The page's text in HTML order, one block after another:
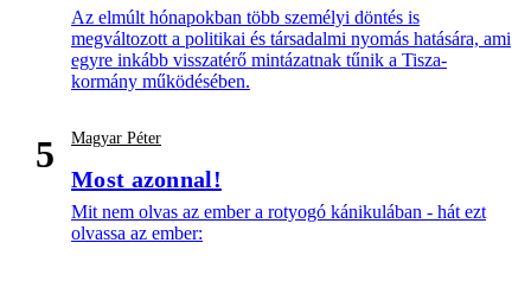
Az elmúlt hónapokban több személyi döntés is
megváltozott a politikai és társadalmi nyomás hatására, ami
egyre inkább visszatérő mintázatnak tűnik a Tisza-
kormány működésében.
5 Magyar Péter
Most azonnal!
Mit nem olvas az ember a rotyogó kánikulában - hát ezt
olvassa az ember: